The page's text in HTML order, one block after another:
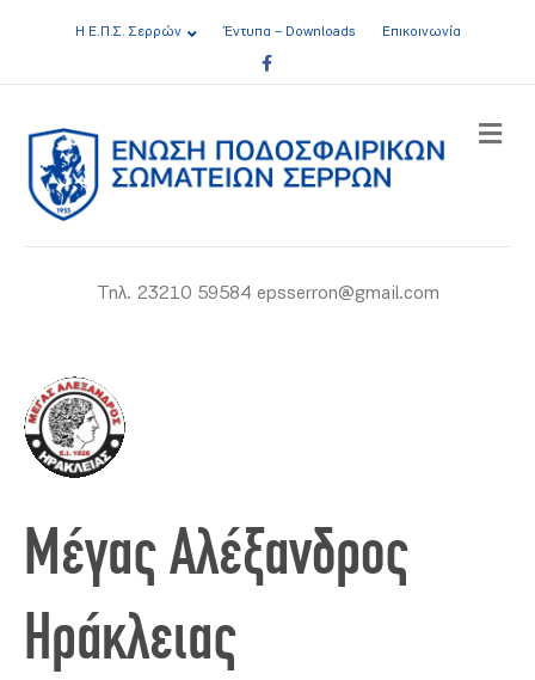
Η Ε.Π.Σ. Σερρών Έντυπα – Downloads
Επικοινωνία
Facebook
Τηλ. 23210 59584 epsserron@gmail.com
Μέγας Αλέξανδρος
Ηράκλειας